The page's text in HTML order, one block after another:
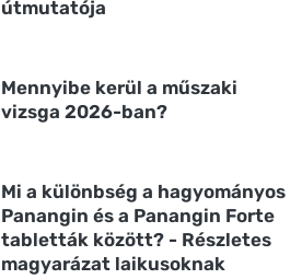
útmutatója
Mennyibe kerül a műszaki
vizsga 2026-ban?
Mi a különbség a hagyományos
Panangin és a Panangin Forte
tabletták között? - Részletes
magyarázat laikusoknak